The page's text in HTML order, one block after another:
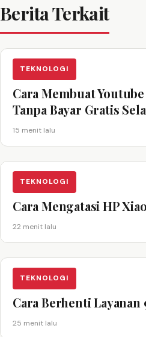
Berita Terkait
TEKNOLOGI
Cara Membuat
Tanpa Bayar Gratis
15 menit lalu
TEKNOLOGI
Cara Mengatasi HP
22 menit lalu
TEKNOLOGI
Cara Berhenti Layanan
25 menit lalu